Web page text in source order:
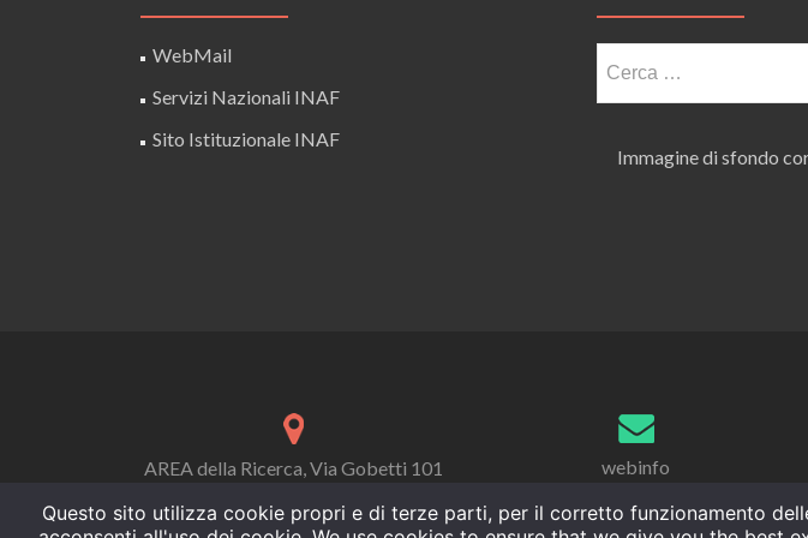
WebMail
Servizi Nazionali INAF
Sito Istituzionale INAF
per:
Immagine di sfondo
AREA della Ricerca, Via Gobetti 101
webinfo
Questo sito utilizza cookie propri e di terze parti, per il corretto funzionamento